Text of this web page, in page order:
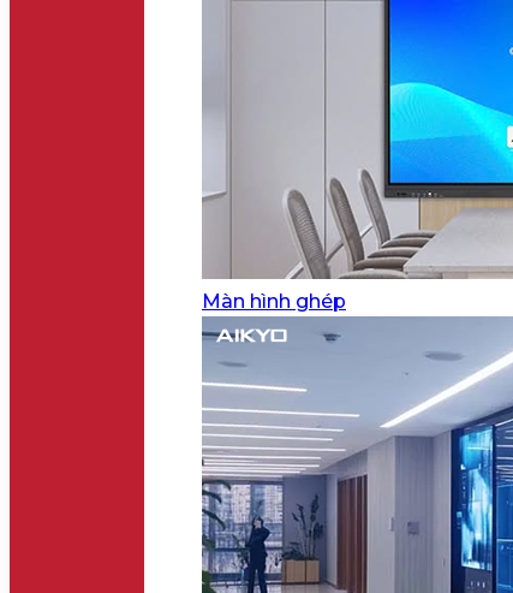
Màn hình ghép